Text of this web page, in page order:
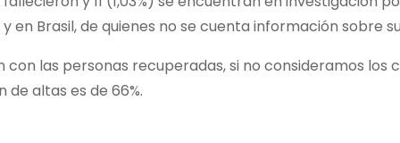
en Brasil, de quienes no se cuenta información sobre
con las personas recuperadas, si no consideramos los
de altas es de 66%.